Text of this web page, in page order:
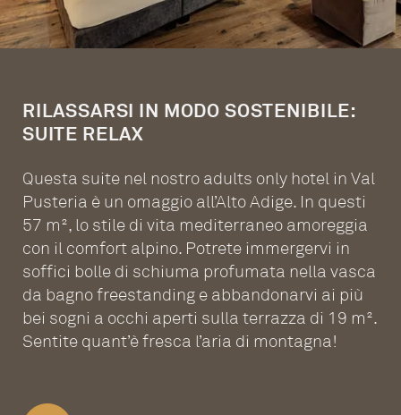
RILASSARSI IN MODO SOSTENIBILE:
SUITE RELAX
Questa suite nel nostro adults only hotel in Val
Pusteria è un omaggio all’Alto Adige. In questi
57 m², lo stile di vita mediterraneo amoreggia
con il comfort alpino. Potrete immergervi in
soffici bolle di schiuma profumata nella vasca
da bagno freestanding e abbandonarvi ai più
bei sogni a occhi aperti sulla terrazza di 19 m².
Sentite quant’è fresca l’aria di montagna!